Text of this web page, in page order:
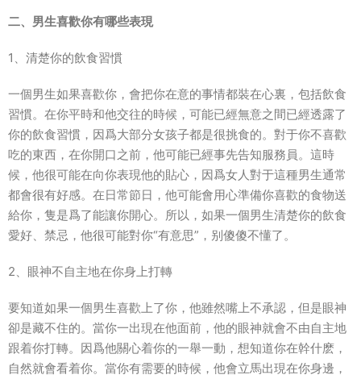
二、男生喜歡你有哪些表現
1、清楚你的飲食習慣
一個男生如果喜歡你，會把你在意的事情都裝在心裏，包括飲食
習慣。在你平時和他交往的時候，可能已經無意之間已經透露了
你的飲食習慣，因爲大部分女孩子都是很挑食的。對于你不喜歡
吃的東西，在你開口之前，他可能已經事先告知服務員。這時
候，他很可能在向你表現他的貼心，因爲女人對于這種男生通常
都會很有好感。在日常節日，他可能會用心準備你喜歡的食物送
給你，隻是爲了能讓你開心。所以，如果一個男生清楚你的飲食
愛好、禁忌，他很可能對你“有意思”，别傻傻不懂了。
2、眼神不自主地在你身上打轉
要知道如果一個男生喜歡上了你，他雖然嘴上不承認，但是眼神
卻是藏不住的。當你一出現在他面前，他的眼神就會不由自主地
跟着你打轉。因爲他關心着你的一舉一動，想知道你在幹什麽，
自然就會看着你。當你有需要的時候，他會立馬出現在你身邊，